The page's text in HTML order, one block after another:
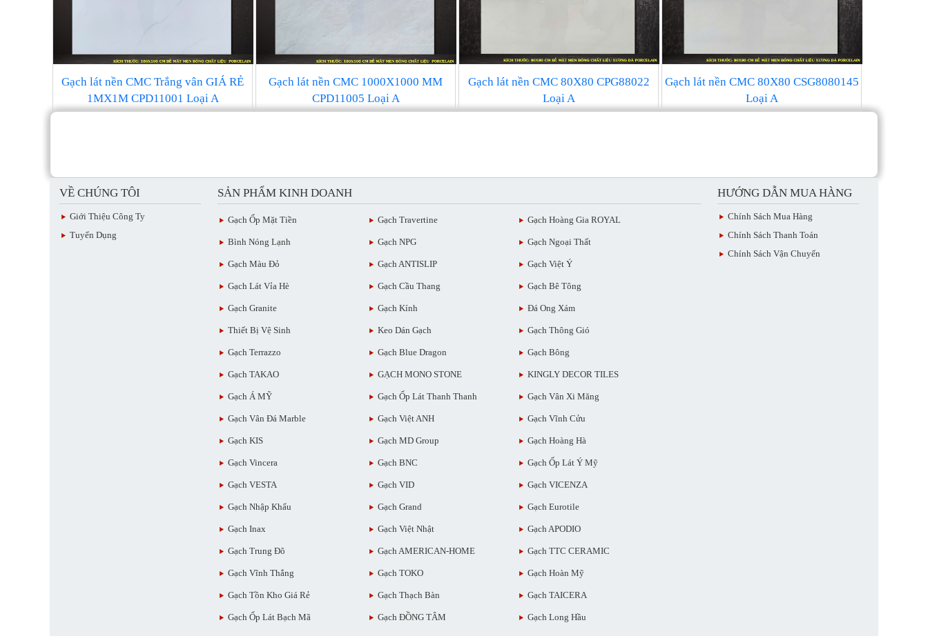
Gạch lát nền CMC Trắng vân GIÁ RẺ
1MX1M CPD11001 Loại A
Gạch lát nền CMC 1000X1000 MM
CPD11005 Loại A
Gạch lát nền CMC 80X80 CPG88022
Loại A
Gạch lát nền CMC 80X80 CSG8080145
Loại A
VỀ CHÚNG TÔI
Giới Thiệu Công Ty
Tuyển Dụng
SẢN PHẨM KINH DOANH
Gạch Ốp Mặt Tiền Gạch Travertine Gạch Hoàng Gia ROYAL
Bình Nóng Lạnh Gạch NPG Gạch Ngoại Thất
Gạch Màu Đỏ Gạch ANTISLIP Gạch Việt Ý
Gạch Lát Vỉa Hè Gạch Cầu Thang Gạch Bê Tông
Gạch Granite Gạch Kính Đá Ong Xám
Thiết Bị Vệ Sinh Keo Dán Gạch Gạch Thông Gió
Gạch Terrazzo Gạch Blue Dragon Gạch Bông
Gạch TAKAO GẠCH MONO STONE KINGLY DECOR TILES
Gạch Á MỸ Gạch Ốp Lát Thanh Thanh Gạch Vân Xi Măng
Gạch Vân Đá Marble Gạch Việt ANH Gạch Vĩnh Cửu
Gạch KIS Gạch MD Group Gạch Hoàng Hà
Gạch Vincera Gạch BNC Gạch Ốp Lát Ý Mỹ
Gạch VESTA Gạch VID Gạch VICENZA
Gạch Nhập Khẩu Gạch Grand Gạch Eurotile
Gạch Inax Gạch Việt Nhật Gạch APODIO
Gạch Trung Đô Gạch AMERICAN-HOME Gạch TTC CERAMIC
Gạch Vĩnh Thắng Gạch TOKO Gạch Hoàn Mỹ
Gạch Tồn Kho Giá Rẻ Gạch Thạch Bàn Gạch TAICERA
Gạch Ốp Lát Bạch Mã Gạch ĐỒNG TÂM Gạch Long Hầu
HƯỚNG DẪN MUA HÀNG
Chính Sách Mua Hàng
Chính Sách Thanh Toán
Chính Sách Vận Chuyển